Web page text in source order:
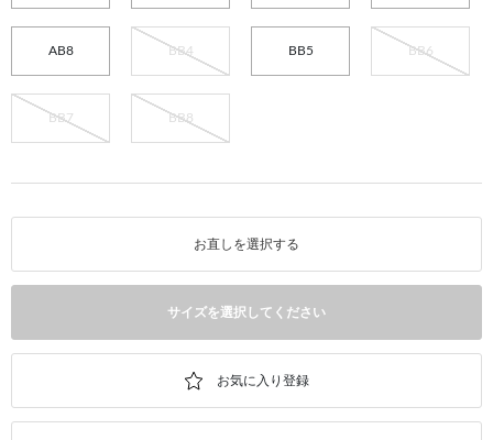
AB8 BB4 BB5 BB6
BB7 BB8
お直しを選択する
サイズを選択してください